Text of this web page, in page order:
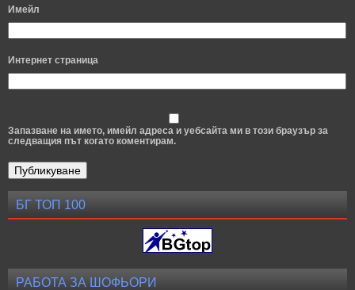
Имейл
Интернет страница
Запазване на името, имейл адреса и уебсайта ми в този браузър за
следващия път когато коментирам.
БГ ТОП 100
РАБОТА ЗА ШОФЬОРИ